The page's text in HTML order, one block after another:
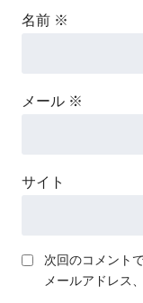
名前 ※
メール ※
サイト
次回のコメント
メールアドレス